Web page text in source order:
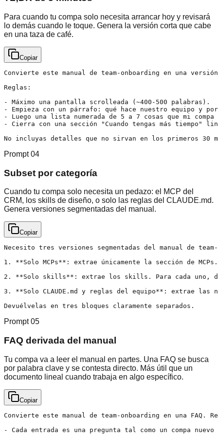
Para cuando tu compa solo necesita arrancar hoy y revisará
lo demás cuando le toque. Genera la versión corta que cabe
en una taza de café.
Copiar
Convierte este manual de team-onboarding en una
Reglas:
- Máximo una pantalla scrolleada (~400-500 palabras).
- Empieza con un párrafo: qué hace nuestro equipo y
- Luego una lista numerada de 5 a 7 cosas que mi
- Cierra con una sección "Cuando tengas más tiempo"
No incluyas detalles que no sirvan en los primeros
Prompt04
Subset por categoría
Cuando tu compa solo necesita un pedazo: el MCP del
CRM, los skills de diseño, o solo las reglas del CLAUDE.md.
Genera versiones segmentadas del manual.
Copiar
Necesito tres versiones segmentadas del manual de
1. **Solo MCPs**: extrae únicamente la sección de
2. **Solo skills**: extrae los skills. Para cada uno, di
3. **Solo CLAUDE.md y reglas del equipo**: extrae las
Devuélvelas en tres bloques claramente separados.
Prompt05
FAQ derivada del manual
Tu compa va a leer el manual en partes. Una FAQ se busca
por palabra clave y se contesta directo. Más útil que un
documento lineal cuando trabaja en algo específico.
Copiar
Convierte este manual de team-onboarding en una FAQ.
- Cada entrada es una pregunta tal como un compa